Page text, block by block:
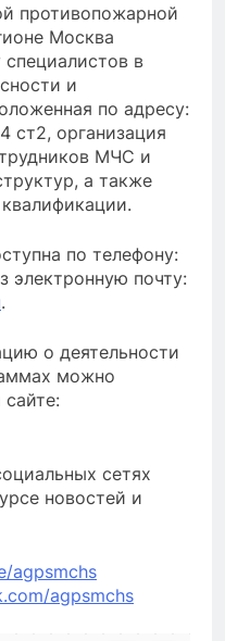
противопожарной
Москва
в
и
по адресу:
ст2, организация
МЧС и
а также
по телефону:
электронную почту:
.
о деятельности
можно
сетях
новостей и
agpsmchs
agpsmchs